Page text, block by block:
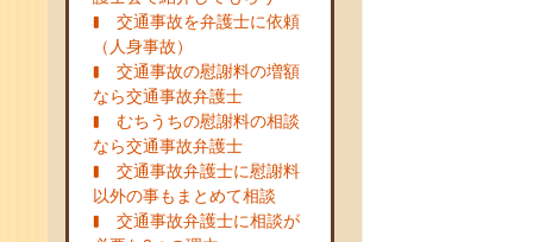
交通事故を弁護士に依頼
（人身事故）
交通事故の慰謝料の増額
なら交通事故弁護士
むちうちの慰謝料の相談
なら交通事故弁護士
交通事故弁護士に慰謝料
以外の事もまとめて相談
交通事故弁護士に相談が